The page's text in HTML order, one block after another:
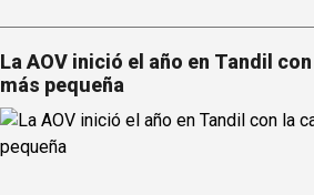
La AOV inició el año en Tandil
más pequeña